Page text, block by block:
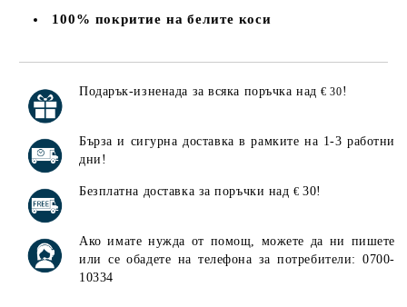
100% покритие на белите коси
Подарък-изненада за всяка поръчка над€ 30!
Бърза и сигурна доставка в рамките на 1-3 работни
дни!
Безплатна доставка за поръчки над€30!
Ако имате нужда от помощ, можете да ни пишете
или се обадете на телефона за потребители: 0700-
10334